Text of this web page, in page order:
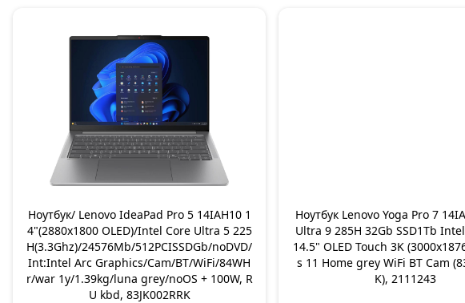
Ноутбук/ Lenovo IdeaPad Pro 5 14IAH10 1
4"(2880x1800 OLED)/Intel Core Ultra 5 225
H(3.3Ghz)/24576Mb/512PCISSDGb/noDVD/
Int:Intel Arc Graphics/Cam/BT/WiFi/84WH
r/war 1y/1.39kg/luna grey/noOS + 100W, R
U kbd, 83JK002RRK
Ноутбук Lenovo Yoga Pro 7
Ultra 9 285H 32Gb SSD1Tb
14.5" OLED Touch 3K
s 11 Home grey WiFi BT Cam
K), 2111243